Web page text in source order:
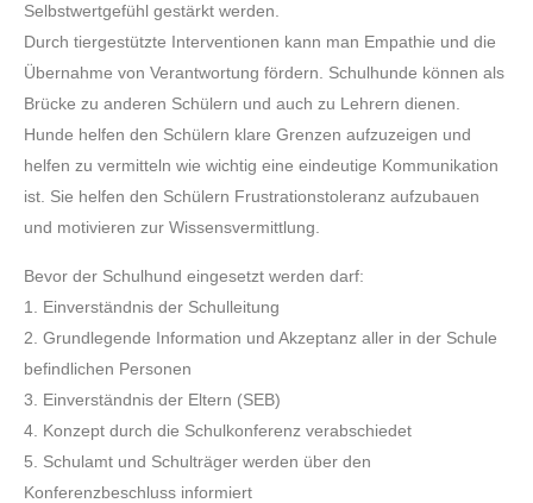
Selbstwertgefühl gestärkt werden.
Durch tiergestützte Interventionen kann man Empathie und die
Übernahme von Verantwortung fördern. Schulhunde können als
Brücke zu anderen Schülern und auch zu Lehrern dienen.
Hunde helfen den Schülern klare Grenzen aufzuzeigen und
helfen zu vermitteln wie wichtig eine eindeutige Kommunikation
ist. Sie helfen den Schülern Frustrationstoleranz aufzubauen
und motivieren zur Wissensvermittlung.
Bevor der Schulhund eingesetzt werden darf:
1. Einverständnis der Schulleitung
2. Grundlegende Information und Akzeptanz aller in der Schule
befindlichen Personen
3. Einverständnis der Eltern (SEB)
4. Konzept durch die Schulkonferenz verabschiedet
5. Schulamt und Schulträger werden über den
Konferenzbeschluss informiert